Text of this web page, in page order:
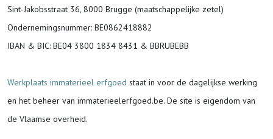
Sint-Jakobsstraat 36, 8000 Brugge (maatschappelijke zetel)
Ondernemingsnummer: BE0862418882
IBAN & BIC: BE04 3800 1834 8431 & BBRUBEBB
Werkplaats immaterieel erfgoed staat in voor de dagelijkse werking
en het beheer van immaterieelerfgoed.be. De site is eigendom van
de Vlaamse overheid.